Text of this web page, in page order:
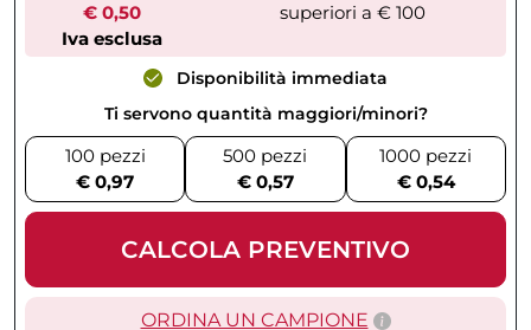
€ 0,50
Iva esclusa
superiori a € 100
Disponibilità immediata
Ti servono quantità maggiori/minori?
100 pezzi
€ 0,97
500 pezzi
€ 0,57
1000 pezzi
€ 0,54
CALCOLA PREVENTIVO
ORDINA UN CAMPIONE